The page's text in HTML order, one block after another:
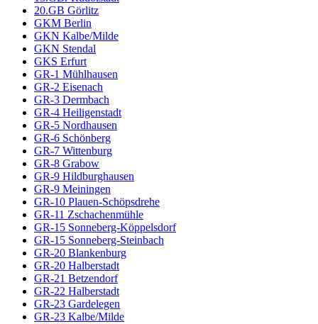
20.GB Görlitz
GKM Berlin
GKN Kalbe/Milde
GKN Stendal
GKS Erfurt
GR-1 Mühlhausen
GR-2 Eisenach
GR-3 Dermbach
GR-4 Heiligenstadt
GR-5 Nordhausen
GR-6 Schönberg
GR-7 Wittenburg
GR-8 Grabow
GR-9 Hildburghausen
GR-9 Meiningen
GR-10 Plauen-Schöpsdrehe
GR-11 Zschachenmühle
GR-15 Sonneberg-Köppelsdorf
GR-15 Sonneberg-Steinbach
GR-20 Blankenburg
GR-20 Halberstadt
GR-21 Betzendorf
GR-22 Halberstadt
GR-23 Gardelegen
GR-23 Kalbe/Milde